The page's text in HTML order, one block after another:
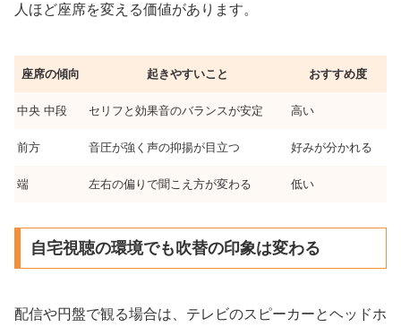
人ほど座席を変える価値があります。
座席の傾向 起きやすいこと おすすめ度
中央 中段 セリフと効果音のバランスが安定 高い
前方 音圧が強く声の抑揚が目立つ 好みが分かれる
端 左右の偏りで聞こえ方が変わる 低い
自宅視聴の環境でも吹替の印象は変わる
配信や円盤で観る場合は、テレビのスピーカーとヘッドホ